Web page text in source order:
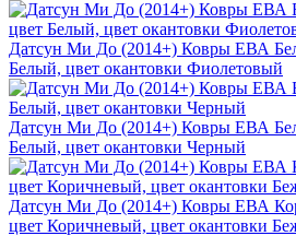
Датсун Ми До (2014+) Ковры ЕВА
Белый, цвет окантовки Фиолетовый
Датсун Ми До (2014+) Ковры ЕВА
Белый, цвет окантовки Черный
Датсун Ми До (2014+) Ковры ЕВА
цвет Коричневый, цвет окантовки